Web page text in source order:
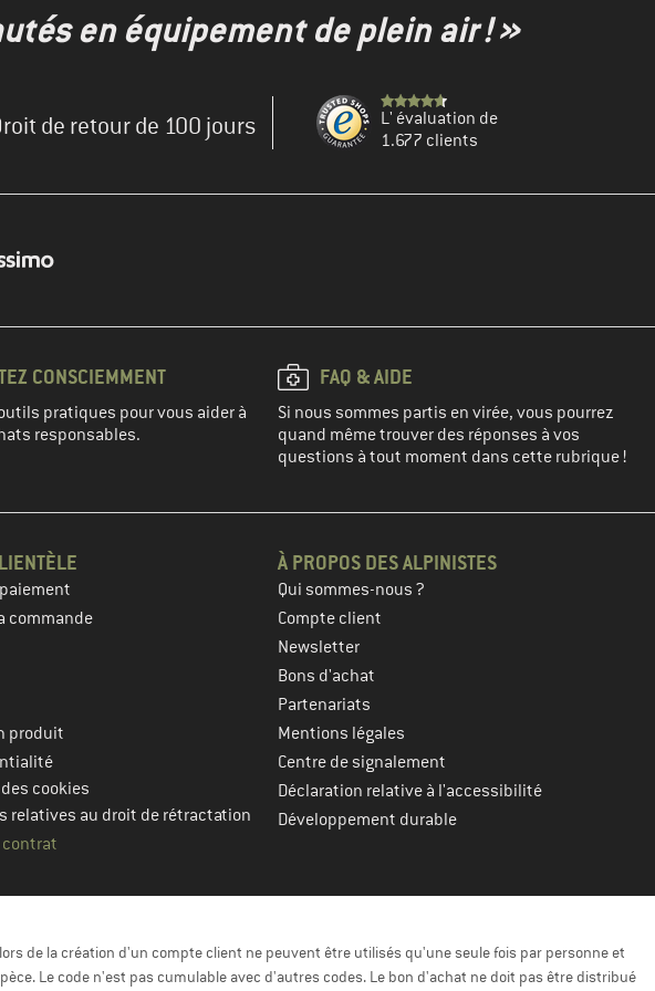
en équipement de plein air ! »
de retour de 100 jours
L' évaluation de
1.677 clients
CONSCIEMMENT
pratiques pour vous aider à
responsables.
FAQ & AIDE
Si nous sommes partis en virée, vous pourrez
quand même trouver des réponses à vos
questions à tout moment dans cette rubrique !
commande
produit
cookies
relatives au droit de rétractation
contrat
À PROPOS DES ALPINISTES
Qui sommes-nous ?
Compte client
Newsletter
Bons d'achat
Partenariats
Mentions légales
Centre de signalement
Déclaration relative à l'accessibilité
Développement durable
de la création d'un compte client ne peuvent être utilisés qu'une seule fois par personne et
Le code n'est pas cumulable avec d'autres codes. Le bon d'achat ne doit pas être distribué